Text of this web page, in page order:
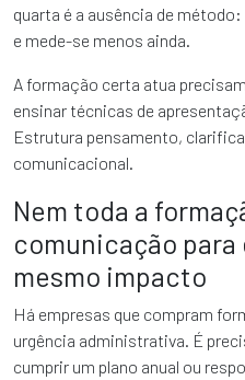
quarta é a ausência de
e mede-se menos ainda.
A formação certa atua
ensinar técnicas de
Estrutura pensamento,
comunicacional.
Nem toda a
comunicação para
mesmo impacto
Há empresas que compram
urgência administrativa. É
cumprir um plano anual ou